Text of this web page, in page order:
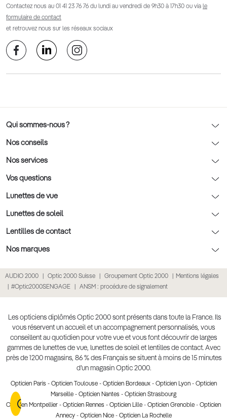
Contactez nous au 01 41 23 76 76 du lundi au vendredi de 9h30 à 17h30 ou via le
formulaire de contact
et retrouvez nous sur les réseaux sociaux
Qui sommes-nous ?
Notre charte déontologique
AFNOR Certification
Rendez-vous prévision
Nos conseils
Nos conseils lunettes
Nos conseils lentilles
Nos conseils enfants
Nos conseils santé visuelle
Tout savoir sur nos verres
Nos services
Optic 2000 à domicile
Le contrôle de la vue chez votre opticien
L'entretien de votre équipement
La prise de rendez-vous en ligne
Point expert basse vision
Click & collect : Livraison gratuite en magasin
Vos questions
Politique cookies
Conditions générales de vente
Politique de confidentialité des données
Retours et remboursements
Lunettes de vue
Lunettes de vue
Lunettes de vue homme
Lunettes de vue femme
Lunettes de vue Gucci
Lunettes de vue Chloé
Lunettes de vue Burberry
Lunettes de vue à partir de 30€
Lunettes de soleil
Lunettes de soleil
Lunettes de soleil homme
Lunettes de soleil enfant
Lunettes de soleil pas chères
Lunettes de soleil Ray-Ban
Lunettes de soleil Prada
Lunettes de soleil Gucci
Lentilles de contact
Lentilles de contact
Lentilles de couleur
Lentille de nuit
Lentilles mensuelles ou bimensuelles
Nos marques
Lunettes Prada
Lunettes Guess
Lunettes Chloé
Lunettes Versace
AUDIO 2000 Optic 2000 Suisse Groupement Optic 2000
Mentions légales
#Optic2000SENGAGE
ANSM : procédure de signalement
Les opticiens diplômés Optic 2000 sont présents dans toute la France. Ils
vous réservent un accueil et un accompagnement personnalisés, vous
conseillent au quotidien pour votre vue et vous font découvrir de larges
gammes de lunettes de vue, lunettes de soleil et lentilles de contact. Avec
près de 1200 magasins, 86 % des Français se situent à moins de 15 minutes
d’un magasin Optic 2000.
Opticien Paris - Opticien Toulouse- Opticien Bordeaux- Opticien Lyon- Opticien
Marseille - Opticien Nantes - Opticien Strasbourg
Opticien Montpellier - Opticien Rennes - Opticien Lille - Opticien Grenoble - Opticien
Annecy- Opticien Nice- Opticien La Rochelle